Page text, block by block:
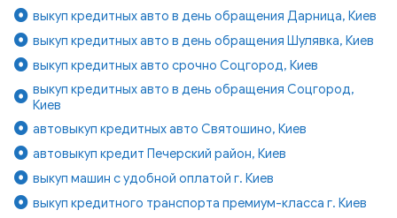
выкуп кредитных авто в день обращения Дарница, Киев
выкуп кредитных авто в день обращения Шулявка, Киев
выкуп кредитных авто срочно Соцгород, Киев
выкуп кредитных авто в день обращения Соцгород,
Киев
автовыкуп кредитных авто Святошино, Киев
автовыкуп кредит Печерский район, Киев
выкуп машин с удобной оплатой г. Киев
выкуп кредитного транспорта премиум-класса г. Киев